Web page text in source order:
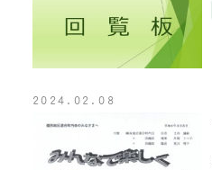
2024.02.08